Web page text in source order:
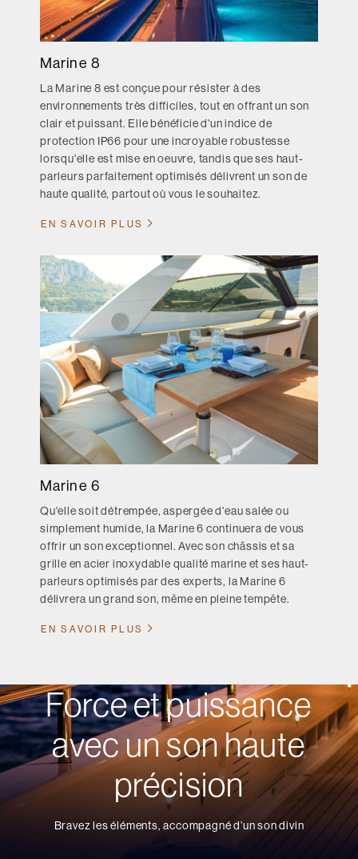
Marine 8
La Marine 8 est conçue pour résister à des
environnements très difficiles, tout en offrant un son
clair et puissant. Elle bénéficie d'un indice de
protection IP66 pour une incroyable robustesse
lorsqu'elle est mise en oeuvre, tandis que ses haut-
parleurs parfaitement optimisés délivrent un son de
haute qualité, partout où vous le souhaitez.
EN SAVOIR PLUS
Marine 6
Qu'elle soit détrempée, aspergée d'eau salée ou
simplement humide, la Marine 6 continuera de vous
offrir un son exceptionnel. Avec son châssis et sa
grille en acier inoxydable qualité marine et ses haut-
parleurs optimisés par des experts, la Marine 6
délivrera un grand son, même en pleine tempête.
EN SAVOIR PLUS
Force et puissance
avec un son haute
précision
Bravez les éléments, accompagné d’un son divin